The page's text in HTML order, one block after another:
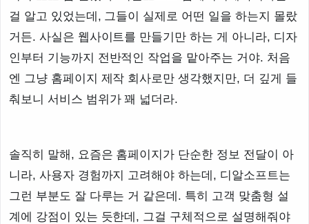
걸 알고 있었는데, 그들이 실제로 어떤 일을 하는지 몰랐
거든. 사실은 웹사이트를 만들기만 하는 게 아니라, 디자
인부터 기능까지 전반적인 작업을 맡아주는 거야. 처음
엔 그냥 홈페이지 제작 회사로만 생각했지만, 더 깊게 들
춰보니 서비스 범위가 꽤 넓더라.
솔직히 말해, 요즘은 홈페이지가 단순한 정보 전달이 아
니라, 사용자 경험까지 고려해야 하는데, 디알소프트는
그런 부분도 잘 다루는 거 같은데. 특히 고객 맞춤형 설
계에 강점이 있는 듯한데, 그걸 구체적으로 설명해줘야